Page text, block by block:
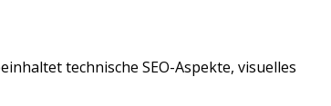
technische SEO-Aspekte, visuelles